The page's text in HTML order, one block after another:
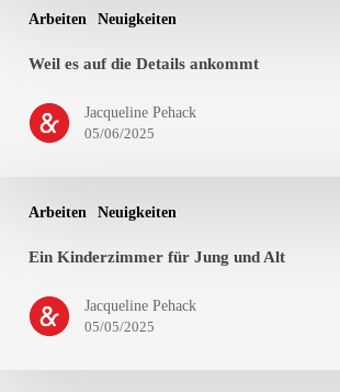
Arbeiten Neuigkeiten
Weil es auf die Details ankommt
Jacqueline Pehack
05/06/2025
Arbeiten Neuigkeiten
Ein Kinderzimmer für Jung und Alt
Jacqueline Pehack
05/05/2025